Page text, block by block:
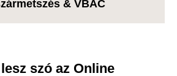
& VBAC
szó az Online